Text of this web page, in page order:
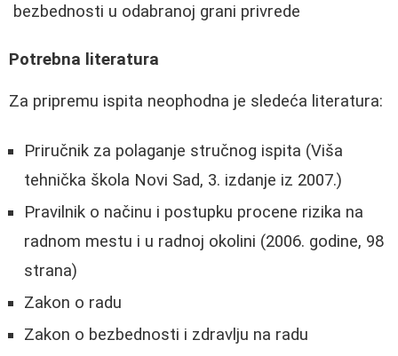
bezbednosti u odabranoj grani privrede
Potrebna literatura
Za pripremu ispita neophodna je sledeća literatura:
Priručnik za polaganje stručnog ispita (Viša
tehnička škola Novi Sad, 3. izdanje iz 2007.)
Pravilnik o načinu i postupku procene rizika na
radnom mestu i u radnoj okolini (2006. godine, 98
strana)
Zakon o radu
Zakon o bezbednosti i zdravlju na radu